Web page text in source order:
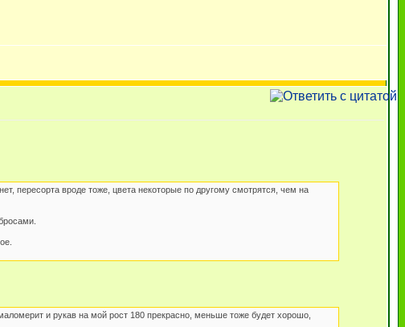
пересорта вроде тоже, цвета некоторые по другому смотрятся, чем на
и рукав на мой рост 180 прекрасно, меньше тоже будет хорошо,